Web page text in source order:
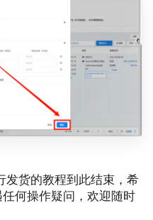
发货的教程到此结束，希
何操作疑问，欢迎随时